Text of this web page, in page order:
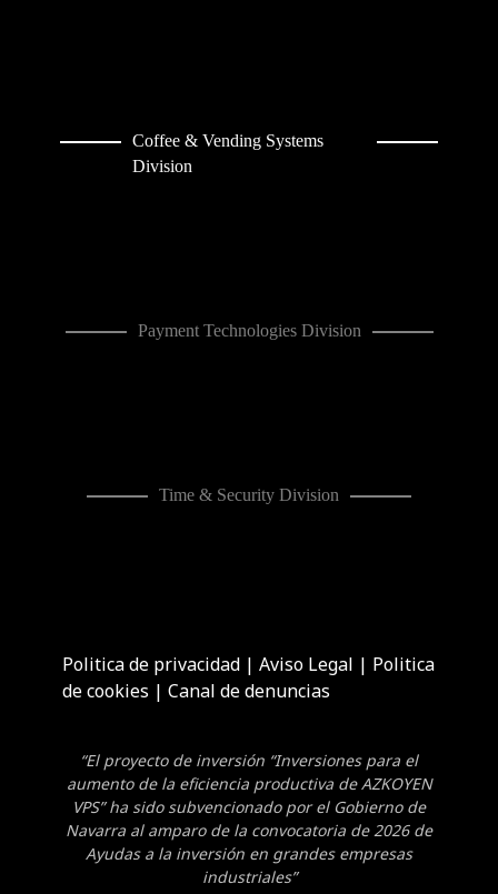
Coffee & Vending Systems
Division
Payment Technologies Division
Time & Security Division
Politica de privacidad |Aviso Legal | Politica
de cookies |Canal de denuncias
“El proyecto de inversión “Inversiones para el
aumento de la eficiencia productiva de AZKOYEN
VPS” ha sido subvencionado por el Gobierno de
Navarra al amparo de la convocatoria de 2026 de
Ayudas a la inversión en grandes empresas
industriales”